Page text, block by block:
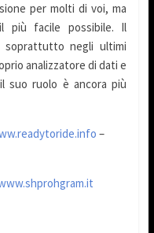
per molti di voi, ma
più facile possibile. Il
soprattutto negli ultimi
analizzatore di dati e
suo ruolo è ancora più
–